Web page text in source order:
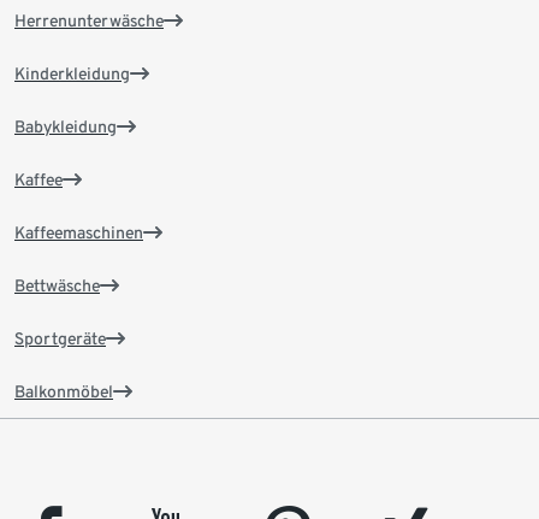
Herrenunterwäsche
Kinderkleidung
Babykleidung
Kaffee
Kaffeemaschinen
Bettwäsche
Sportgeräte
Balkonmöbel